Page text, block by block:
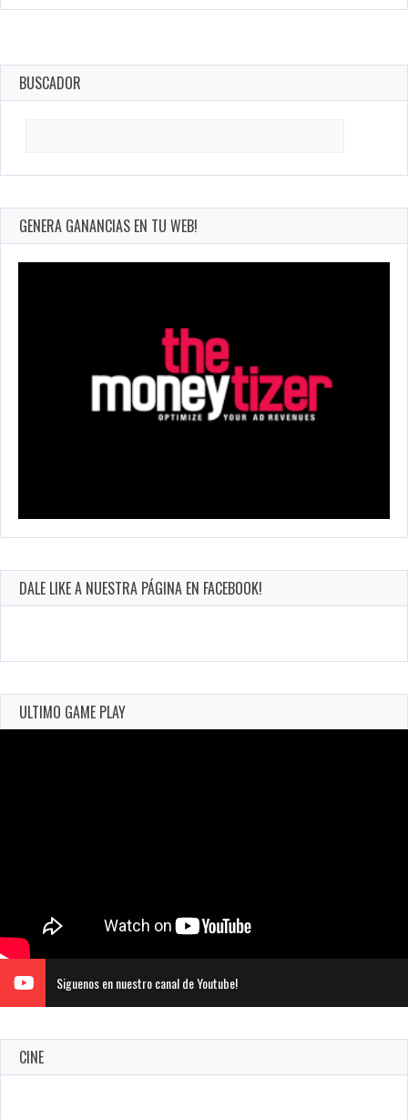
BUSCADOR
GENERA GANANCIAS EN TU WEB!
DALE LIKE A NUESTRA PÁGINA EN FACEBOOK!
ULTIMO GAME PLAY
Siguenos en nuestro canal de Youtube!
CINE